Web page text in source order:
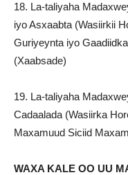
18. La-taliyaha
iyo Asxaabta (Wasiirkii
Guriyeynta iyo
(Xaabsade)
19. La-taliyaha
Cadaalada (Wasiirka
Maxamuud Siciid
WAXA KALE OO UU